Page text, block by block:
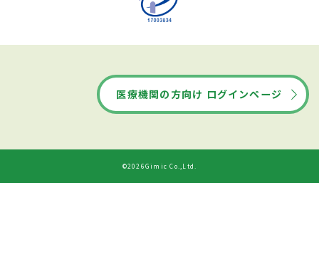
医療機関の方向け ログインページ
©2026Gimic Co.,Ltd.